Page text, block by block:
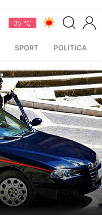
35 °C
SPORT POLITICA